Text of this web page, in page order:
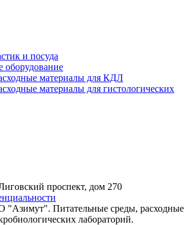
и посуда
оборудование
материалы для КДЛ
материалы для гистологических
проспект, дом 270
"Азимут". Питательные среды, расходные
лабораторий.